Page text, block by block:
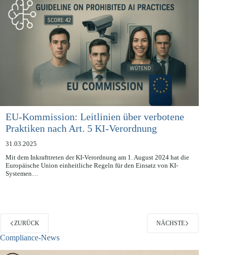
EU-Kommission: Leitlinien über verbotene
Praktiken nach Art. 5 KI-Verordnung
31.03.2025
Mit dem Inkrafttreten der KI-Verordnung am 1. August 2024 hat die
Europäische Union einheitliche Regeln für den Einsatz von KI-
ZURÜCK
Compliance-News